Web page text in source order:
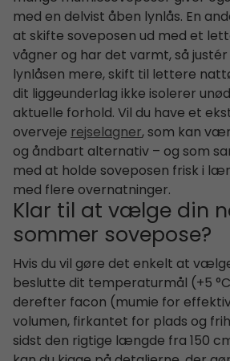
med en delvist åben lynlås. En
at skifte soveposen ud med et
vågner og har det varmt, så
lynlåsen mere, skift til lettere
dit liggeunderlag ikke isolerer
aktuelle forhold. Vil du have et
overvejerejselagner, som kan
og åndbart alternativ – og som
med at holde soveposen frisk i
med flere overnatninger.
Klar til at vælge din
sommer sovepose?
Hvis du vil gøre det enkelt at
beslutte dit temperaturmål (+5
derefter facon (mumie for
volumen, firkantet for plads og
sidst den rigtige længde fra 150